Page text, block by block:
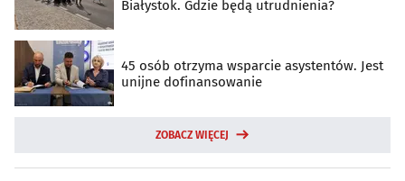
Białystok. Gdzie będą utrudnienia?
45 osób otrzyma wsparcie asystentów. Jest
unijne dofinansowanie
ZOBACZ WIĘCEJ